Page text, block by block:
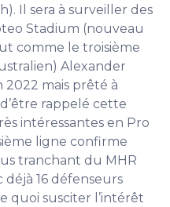
Il sera à surveiller des
Stadium (nouveau
comme le troisième
Alexander
2022 mais prêté à
rappelé cette
intéressantes en Pro
ligne confirme
tranchant du MHR
déjà 16 défenseurs
quoi susciter l’intérêt